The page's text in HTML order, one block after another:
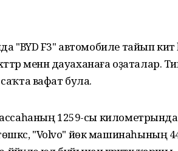
"BYD F3" автомобиле тайып китә
менән дауаханаға оҙаталар.
вафат була.
1259-сы
"Volvo" йөк машинаһының